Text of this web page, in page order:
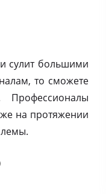
сулит большими
то сможете
на протяжении